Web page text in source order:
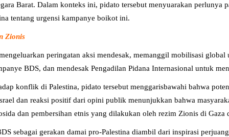
Barat. Dalam konteks ini, pidato tersebut menyuarakan perlunya
tentang urgensi kampanye boikot ini.
Zionis
peringatan aksi mendesak, memanggil mobilisasi
BDS, dan mendesak Pengadilan Pidana Internasional untuk
konflik di Palestina, pidato tersebut menggarisbawahi bahwa
dan reaksi positif dari opini publik menunjukkan bahwa
dan pembersihan etnis yang dilakukan oleh rezim Zionis di
sebagai gerakan damai pro-Palestina diambil dari inspirasi